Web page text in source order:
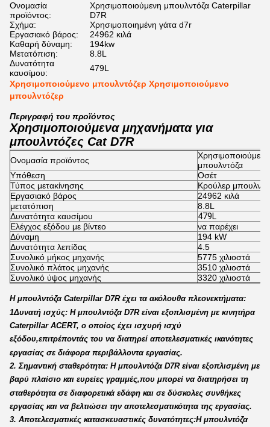
Ονομασία
προϊόντος:
Χρησιμοποιούμενη μπουλντόζα Caterpillar
D7R
Σχήμα:
Χρησιμοποιημένη γάτα d7r
Εργασιακό βάρος:
24962 κιλά
Καθαρή δύναμη:
194kw
Μετατόπιση:
8.8L
Δυνατότητα
καυσίμου:
479L
Χρησιμοποιούμενο μπουλντόζερ Χρησιμοποιούμενο
μπουλντόζερ
Περιγραφή του προϊόντος
Χρησιμοποιούμενα μηχανήματα για
μπουλντόζες Cat D7R
Ονομασία προϊόντος
μπουλντόζα
Υπόθεση
Οσέτ
Τύπος μετακίνησης
Κρούλερ
Εργασιακό βάρος
24962 κιλά
μετατόπιση
8.8L
Δυνατότητα καυσίμου
479L
Ελέγχος εξόδου με βίντεο
να παρέχει
Δύναμη
194 kW
Δυνατότητα λεπίδας
4.5
Συνολικό μήκος μηχανής
5775 χιλιοστά
Συνολικό πλάτος μηχανής
3510 χιλιοστά
Συνολικό ύψος μηχανής
3320 χιλιοστά
Η μπουλντόζα Caterpillar D7R έχει τα ακόλουθα πλεονεκτήματα:
1Δυνατή ισχύς: Η μπουλντόζα D7R είναι εξοπλισμένη με κινητήρα
Caterpillar ACERT, ο οποίος έχει ισχυρή ισχύ
εξόδου,επιτρέποντάς του να διατηρεί αποτελεσματικές ικανότητες
εργασίας σε διάφορα περιβάλλοντα εργασίας.
2. Σημαντική σταθερότητα: Η μπουλντόζα D7R είναι εξοπλισμένη με
βαρύ πλαίσιο και ευρείες γραμμές,που μπορεί να διατηρήσει τη
σταθερότητα σε διαφορετικά εδάφη και σε δύσκολες συνθήκες
εργασίας και να βελτιώσει την αποτελεσματικότητα της εργασίας.
3. Αποτελεσματικές κατασκευαστικές δυνατότητες:Η μπουλντόζα